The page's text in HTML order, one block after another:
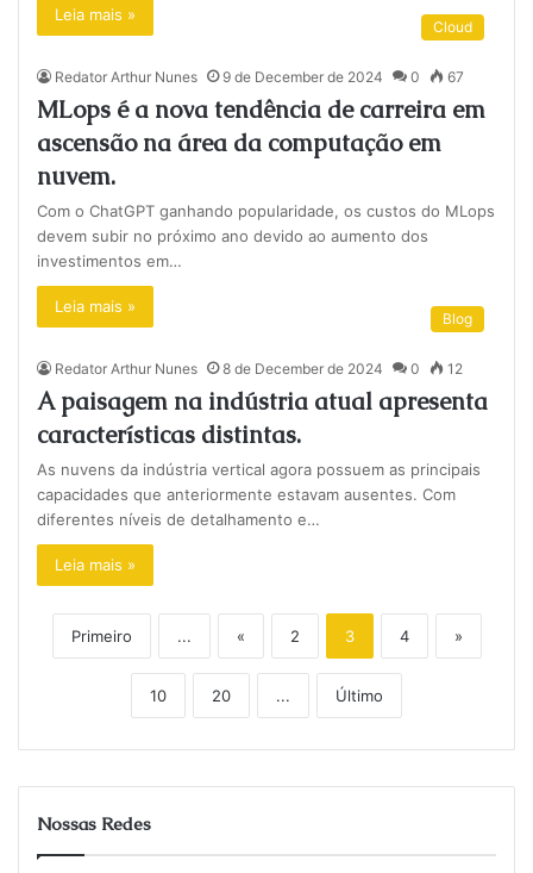
Leia mais »
Cloud
Redator Arthur Nunes 9 de December de 2024 0 67
MLops é a nova tendência de carreira em
ascensão na área da computação em
nuvem.
Com o ChatGPT ganhando popularidade, os custos do MLops
devem subir no próximo ano devido ao aumento dos
investimentos em…
Leia mais »
Blog
Redator Arthur Nunes 8 de December de 2024 0 12
A paisagem na indústria atual apresenta
características distintas.
As nuvens da indústria vertical agora possuem as principais
capacidades que anteriormente estavam ausentes. Com
diferentes níveis de detalhamento e…
Leia mais »
Primeiro ... « 2 3 4 »
10 20 ... Último
Nossas Redes